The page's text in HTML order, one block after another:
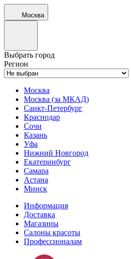
Москва
Выбрать город
Регион
Москва
Москва (за МКАД)
Санкт-Петербург
Краснодар
Сочи
Казань
Уфа
Нижний Новгород
Екатеринбург
Самара
Астана
Минск
Информация
Доставка
Магазины
Салоны красоты
Профессионалам